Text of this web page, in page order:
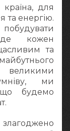
для
та енергію.
кожен
та
ми
будемо